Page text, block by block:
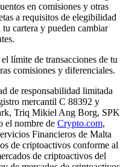
en comisiones y otras
a requisitos de elegibilidad
cartera y pueden cambiar
límite de transacciones de tu
comisiones y diferenciales.
de responsabilidad limitada
mercantil C 88392 y
Triq Mikiel Ang Borg, SPK
el nombre de Crypto.com,
Financieros de Malta
de criptoactivos conforme al
de criptoactivos del